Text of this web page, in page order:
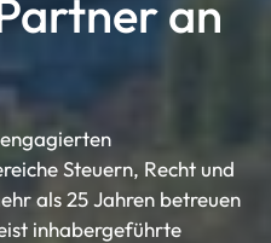
an
Steuern, Recht und
als 25 Jahren betreuen
inhabergeführte